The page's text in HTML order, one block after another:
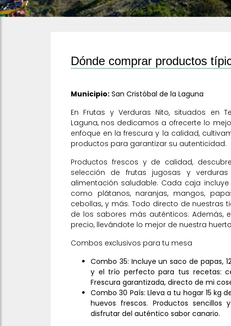
Dónde comprar productos
Municipio: San Cristóbal de la Laguna
En Frutas y Verduras Nito, situados en
Laguna, nos dedicamos a ofrecerte lo
enfoque en la frescura y la calidad,
productos para garantizar su autenticidad.
Productos frescos y de calidad,
selección de frutas jugosas y
alimentación saludable. Cada caja
como plátanos, naranjas, mangos,
cebollas, y más. Todo directo de nuestras
de los sabores más auténticos. Además,
precio, llevándote lo mejor de nuestra
Combos exclusivos para tu mesa
Combo 35: Incluye un saco de papas,
y el trío perfecto para tus recetas:
Frescura garantizada, directo de mi
Combo 30 País: Lleva a tu hogar 15 kg
huevos frescos. Productos sencillos
disfrutar del auténtico sabor canario.